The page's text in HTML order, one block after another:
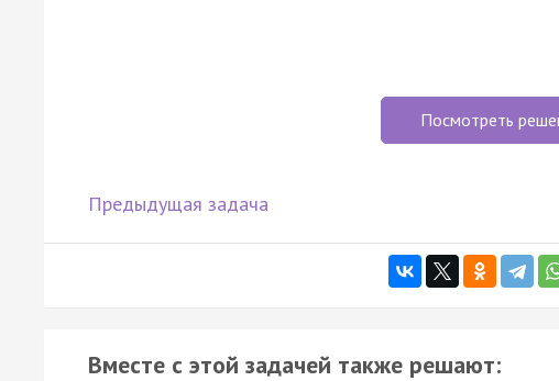
Посмотреть
Предыдущая задача
Вместе с этой задачей также решают: